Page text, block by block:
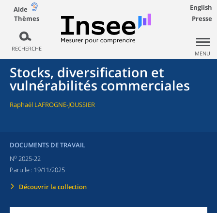
Aide
Thèmes
RECHERCHE
English
Presse
MENU
Stocks, diversification et
vulnérabilités commerciales
Raphaël LAFROGNE-JOUSSIER
DOCUMENTS DE TRAVAIL
No 2025-22
Paru le : 19/11/2025
Découvrir la collection